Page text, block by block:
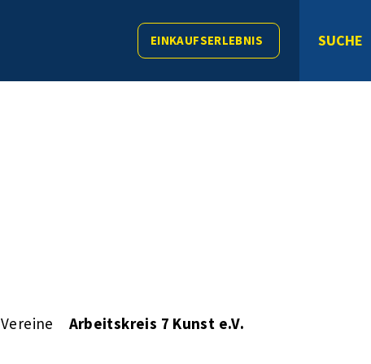
EINKAUFSERLEBNIS SUCHE
Vereine Arbeitskreis 7 Kunst e.V.